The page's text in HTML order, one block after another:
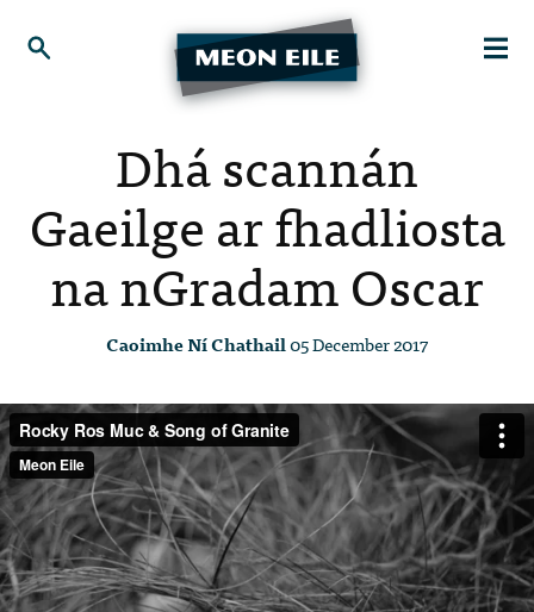
Dhá scannán
Gaeilge ar fhadliosta
na nGradam Oscar
Caoimhe Ní Chathail05 December 2017